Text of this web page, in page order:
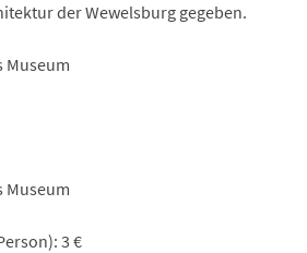
der Wewelsburg gegeben.
Museum
Museum
3 €